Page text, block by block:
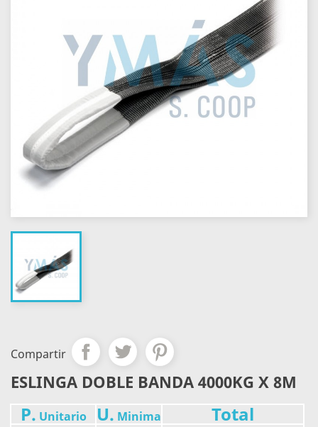
Compartir
ESLINGA DOBLE BANDA 4000KG X 8M
P. Unitario U. Minima
Total